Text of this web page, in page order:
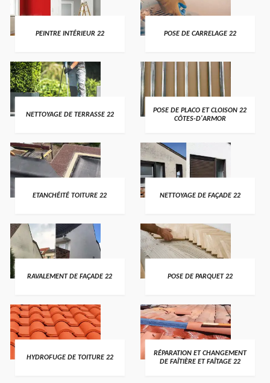
PEINTRE INTÉRIEUR 22 POSE DE CARRELAGE 22
NETTOYAGE DE TERRASSE 22
POSE DE PLACO ET CLOISON 22
CÔTES-D'ARMOR
ETANCHÉITÉ TOITURE 22 NETTOYAGE DE FAÇADE 22
RAVALEMENT DE FAÇADE 22 POSE DE PARQUET 22
HYDROFUGE DE TOITURE 22
RÉPARATION ET CHANGEMENT
DE FAÎTIÈRE ET FAÎTAGE 22